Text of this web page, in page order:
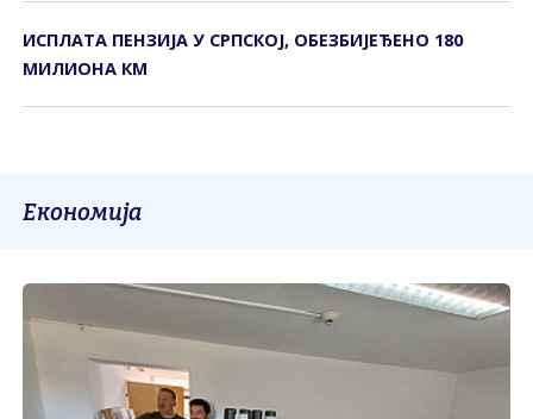
ИСПЛАТА ПЕНЗИЈА У СРПСКОЈ, ОБЕЗБИЈЕЂЕНО 180
МИЛИОНА КМ
Економија